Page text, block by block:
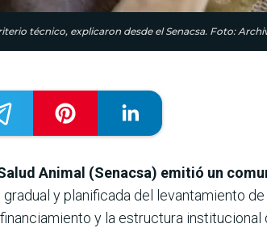
técnico, explicaron desde el Senacsa. Foto:
Animal (Senacsa) emitió un
y planificada del levantamiento
y la estructura institucional